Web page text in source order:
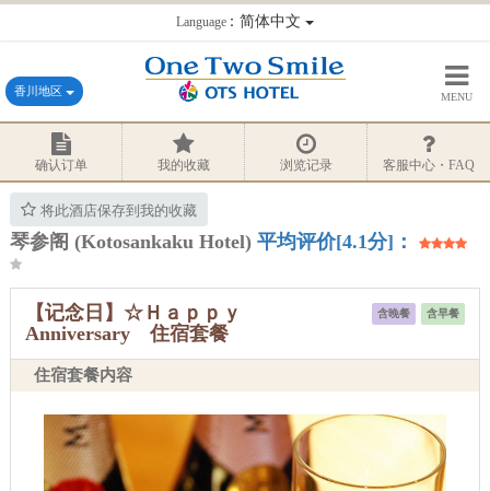
Language：简体中文
香川地区 MENU
确认订单 我的收藏 浏览记录 客服中心・FAQ
将此酒店保存到我的收藏
琴参阁 (Kotosankaku Hotel) 平均评价[4.1分]：
含早餐
含晚餐
【记念日】☆Ｈａｐｐｙ
Anniversary 住宿套餐
住宿套餐内容